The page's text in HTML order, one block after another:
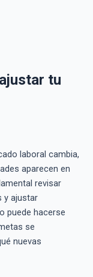
tu
laboral cambia,
aparecen en
revisar
y ajustar
puede hacerse
se
nuevas